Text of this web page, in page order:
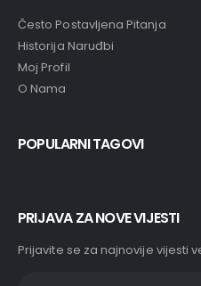
Često Postavljena Pitanja
Historija Naruđbi
Moj Profil
O Nama
POPULARNI TAGOVI
PRIJAVA ZA NOVE VIJESTI
Prijavite se za najnovije vijesti